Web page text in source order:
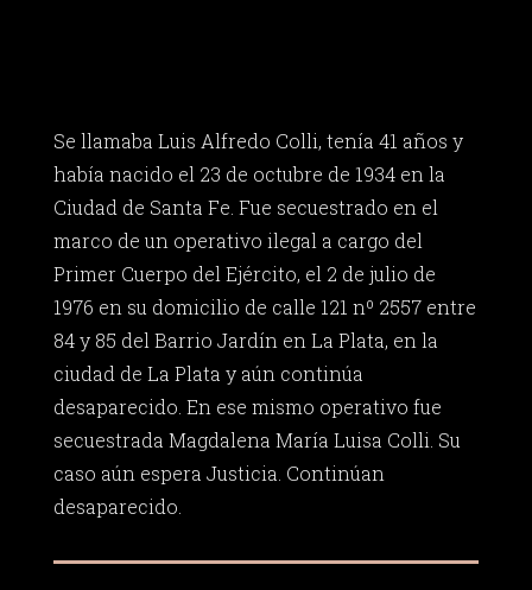
Se llamaba Luis Alfredo Colli, tenía 41 años y
había nacido el 23 de octubre de 1934 en la
Ciudad de Santa Fe. Fue secuestrado en el
marco de un operativo ilegal a cargo del
Primer Cuerpo del Ejército, el 2 de julio de
1976 en su domicilio de calle 121 nº 2557 entre
84 y 85 del Barrio Jardín en La Plata, en la
ciudad de La Plata y aún continúa
desaparecido. En ese mismo operativo fue
secuestrada Magdalena María Luisa Colli. Su
caso aún espera Justicia. Continúan
desaparecido.